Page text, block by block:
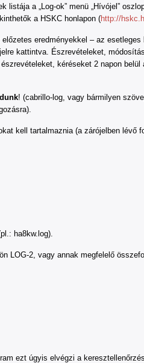
a „Log-ok” menü „Hívójel”
a HSKC honlapon (http://
eredményekkel – az esetleges
kattintva. Észrevételeket,
kéréseket 2 napon
! (cabrillo-log, vagy bármilyen
kell tartalmaznia (a zárójelben lévő
ha8kw.log).
2, vagy annak megfelelő
ezt úgyis elvégzi a